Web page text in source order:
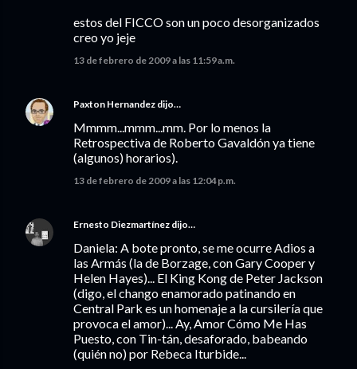
estos del FICCO son un poco desorganizados
creo yo jeje
13 de febrero de 2009 a las 11:59 a.m.
Paxton Hernandez dijo…
Mmmm...mmm...mm. Por lo menos la
Retrospectiva de Roberto Gavaldón ya tiene
(algunos) horarios).
13 de febrero de 2009 a las 12:04 p.m.
Ernesto Diezmartínez dijo…
Daniela: A bote pronto, se me ocurre Adios a
las Armás (la de Borzage, con Gary Cooper y
Helen Hayes)... El King Kong de Peter Jackson
(digo, el chango enamorado patinando en
Central Park es un homenaje a la cursilería que
provoca el amor)... Ay, Amor Cómo Me Has
Puesto, con Tin-tán, desaforado, babeando
(quién no) por Rebeca Iturbide...